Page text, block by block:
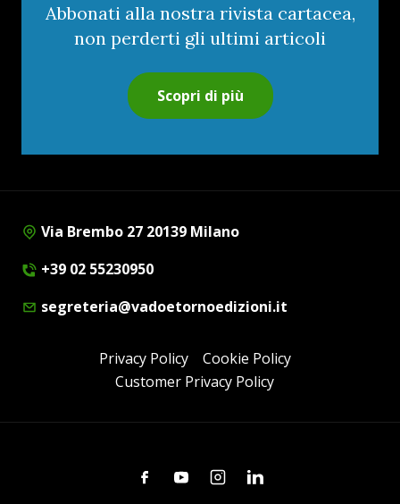
Abbonati alla nostra rivista cartacea,
non perderti gli ultimi articoli
Scopri di più
Via Brembo 27 20139 Milano
+39 02 55230950
segreteria@vadoetornoedizioni.it
Privacy Policy
Cookie Policy
Customer Privacy Policy
FacebookYoutubeInstagramLinkedin